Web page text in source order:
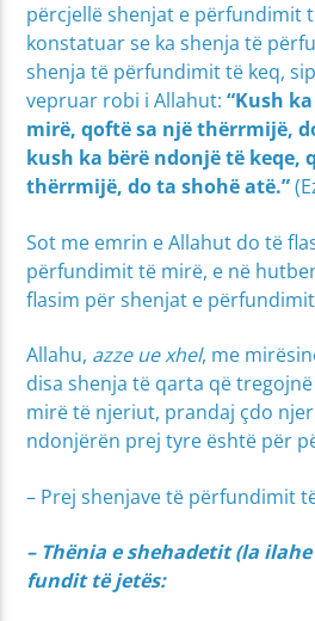
përcjellë shenjat e përfundimit
konstatuar se ka shenja të
shenja të përfundimit të keq,
vepruar robi i Allahut:“Kush
mirë, qoftë sa një thërrmijë,
kush ka bërë ndonjë të keqe,
thërrmijë, do ta shohë atë.”
Sot me emrin e Allahut do të
përfundimit të mirë, e në
flasim për shenjat e
Allahu, azze ue xhel, me
disa shenja të qarta që
mirë të njeriut, prandaj çdo
ndonjërën prej tyre është për
– Prej shenjave të përfundimit
– Thënia e shehadetit (la
fundit të jetës: